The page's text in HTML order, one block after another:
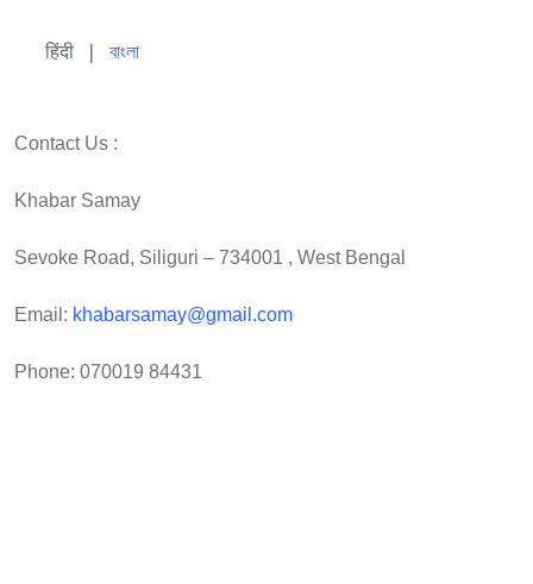
हिंदी | বাংলা
Contact Us :
Khabar Samay
Sevoke Road, Siliguri – 734001 , West Bengal
Email: khabarsamay@gmail.com
Phone: 070019 84431